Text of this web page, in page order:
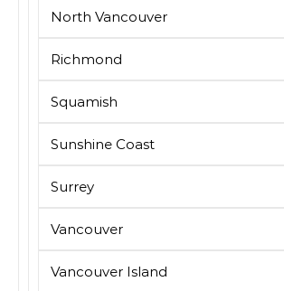
North Vancouver
Richmond
Squamish
Sunshine Coast
Surrey
Vancouver
Vancouver Island